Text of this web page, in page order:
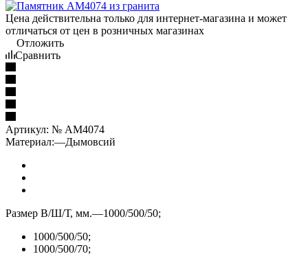
Цена действительна только для интернет-магазина и может
отличаться от цен в розничных магазинах
Отложить
Сравнить
Артикул: № AM4074
Материал:—Дымовсий
Размер В/Ш/Т, мм.—1000/500/50;
1000/500/50;
1000/500/70;